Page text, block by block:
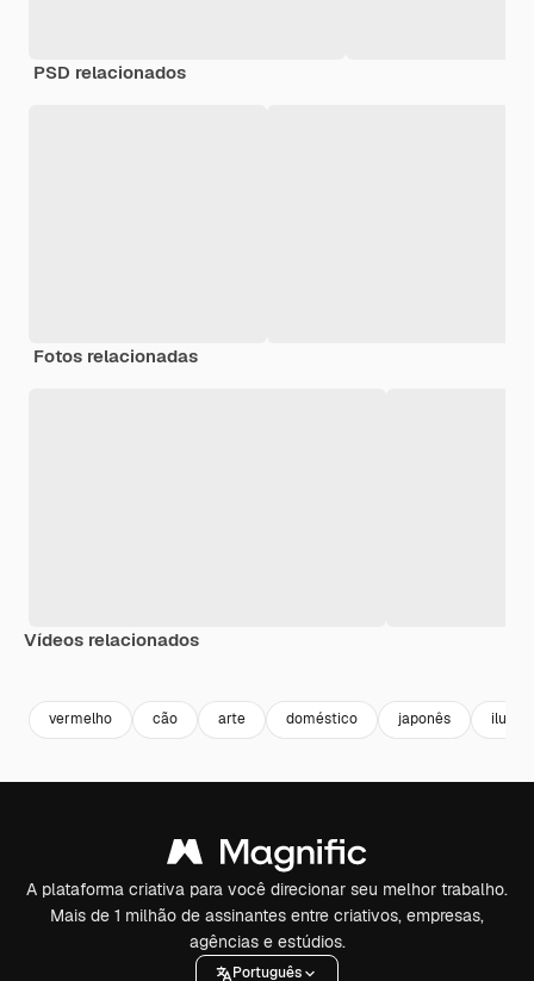
PSD relacionados
Fotos relacionadas
Vídeos relacionados
vermelho cão arte doméstico japonês
A plataforma criativa para você direcionar seu melhor trabalho.
Mais de 1 milhão de assinantes entre criativos, empresas,
agências e estúdios.
Português